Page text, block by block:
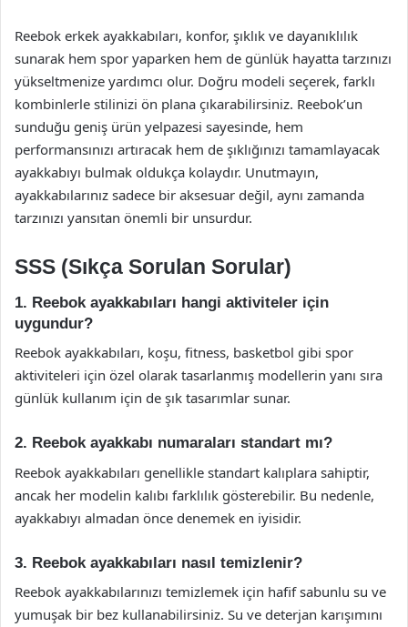
Reebok erkek ayakkabıları, konfor, şıklık ve dayanıklılık
sunarak hem spor yaparken hem de günlük hayatta tarzınızı
yükseltmenize yardımcı olur. Doğru modeli seçerek, farklı
kombinlerle stilinizi ön plana çıkarabilirsiniz. Reebok’un
sunduğu geniş ürün yelpazesi sayesinde, hem
performansınızı artıracak hem de şıklığınızı tamamlayacak
ayakkabıyı bulmak oldukça kolaydır. Unutmayın,
ayakkabılarınız sadece bir aksesuar değil, aynı zamanda
tarzınızı yansıtan önemli bir unsurdur.
SSS (Sıkça Sorulan Sorular)
1. Reebok ayakkabıları hangi aktiviteler için
uygundur?
Reebok ayakkabıları, koşu, fitness, basketbol gibi spor
aktiviteleri için özel olarak tasarlanmış modellerin yanı sıra
günlük kullanım için de şık tasarımlar sunar.
2. Reebok ayakkabı numaraları standart mı?
Reebok ayakkabıları genellikle standart kalıplara sahiptir,
ancak her modelin kalıbı farklılık gösterebilir. Bu nedenle,
ayakkabıyı almadan önce denemek en iyisidir.
3. Reebok ayakkabıları nasıl temizlenir?
Reebok ayakkabılarınızı temizlemek için hafif sabunlu su ve
yumuşak bir bez kullanabilirsiniz. Su ve deterjan karışımını